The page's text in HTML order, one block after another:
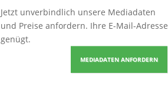
Jetzt unverbindlich unsere Mediadaten
und Preise anfordern. Ihre E-Mail-Adresse
genügt.
MEDIADATEN ANFORDERN